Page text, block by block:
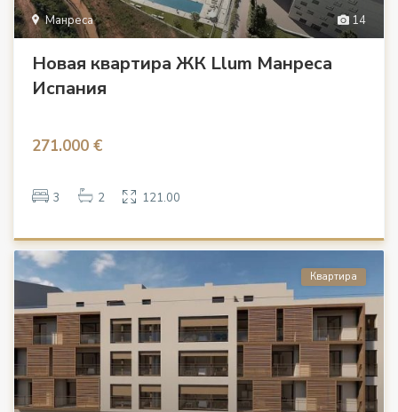
14
Манреса
Новая квартира ЖК Llum Манреса
Испания
271.000 €
3 2 121.00
Квартира